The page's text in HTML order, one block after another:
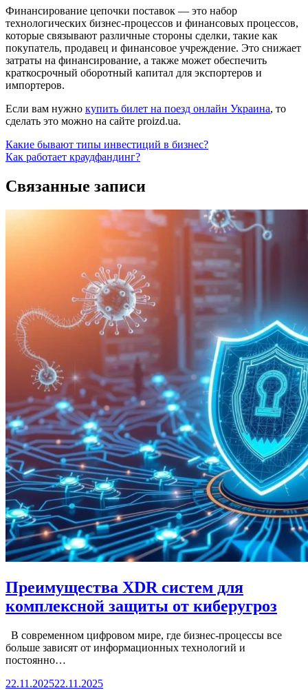
Финансирование цепочки поставок — это набор
технологических бизнес-процессов и финансовых процессов,
которые связывают различные стороны сделки, такие как
покупатель, продавец и финансовое учреждение. Это снижает
затраты на финансирование, а также может обеспечить
краткосрочный оборотный капитал для экспортеров и
импортеров.
Если вам нужно купить билет на поезд онлайн Украина, то
сделать это можно на сайте proizd.ua.
Навигация
по
записям
Какие бывают типы инвестиций в бизнес?
Как работает краудфандинг?
Связанные записи
Преимущества XDR систем для
комплексной защиты от киберугроз
В современном цифровом мире, где бизнес-процессы все
больше зависят от информационных технологий и
постоянно…
22.11.202522.11.2025